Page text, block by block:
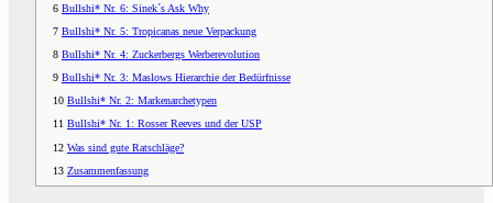
6 Bullshi* Nr. 6: Sinek´s Ask Why
7 Bullshi* Nr. 5: Tropicanas neue Verpackung
8 Bullshi* Nr. 4: Zuckerbergs Werberevolution
9 Bullshi* Nr. 3: Maslows Hierarchie der Bedürfnisse
10 Bullshi* Nr. 2: Markenarchetypen
11 Bullshi* Nr. 1: Rosser Reeves und der USP
12 Was sind gute Ratschläge?
13 Zusammenfassung